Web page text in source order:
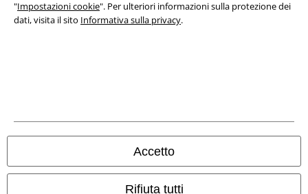
"Impostazioni cookie". Per ulteriori informazioni sulla protezione dei
dati, visita il sito Informativa sulla privacy.
Accetto
Rifiuta tutti
Dichiarazione di Conformità